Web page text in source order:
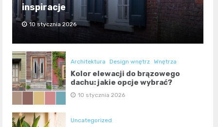
inspiracje
10 stycznia 2026
Architektura Design wnętrz Wnętrza
Kolor elewacji do brązowego
dachu: jakie opcje wybrać?
10 stycznia 2026
Uncategorized